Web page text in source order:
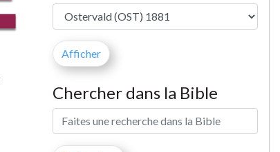
Chercher dans la Bible